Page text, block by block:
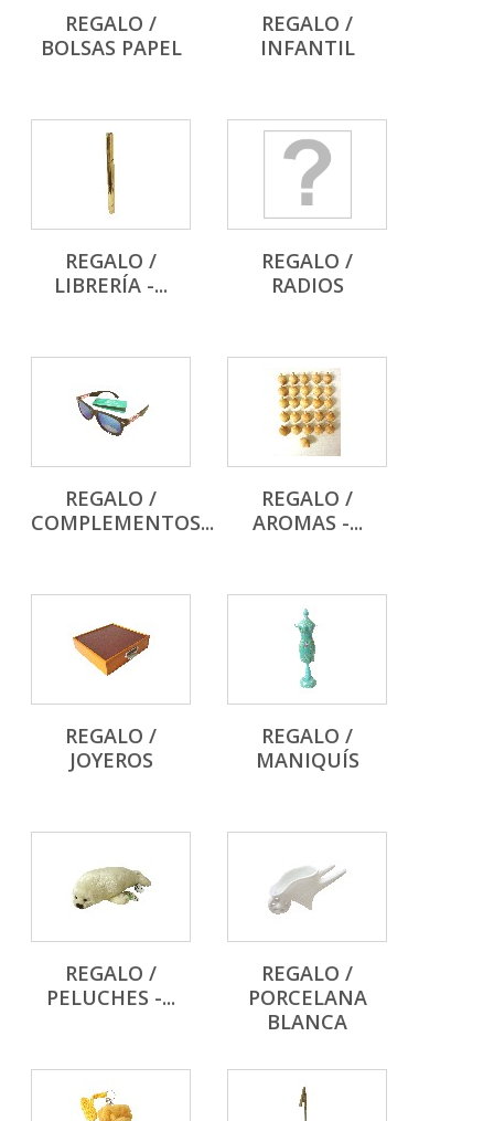
REGALO /
BOLSAS PAPEL
REGALO /
INFANTIL
REGALO /
LIBRERÍA -...
REGALO /
RADIOS
REGALO /
COMPLEMENTOS...
REGALO /
AROMAS -...
REGALO /
JOYEROS
REGALO /
MANIQUÍS
REGALO /
PELUCHES -...
REGALO /
PORCELANA
BLANCA